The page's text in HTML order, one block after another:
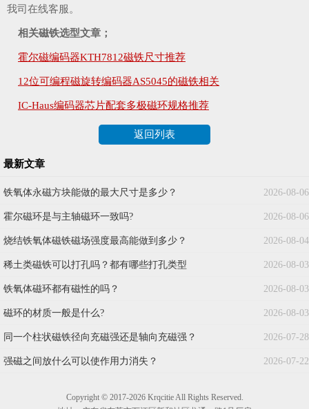
我司在线客服。
相关磁铁选型文章；
霍尔磁编码器KTH7812磁铁尺寸推荐
12位可编程磁旋转编码器AS5045的磁铁相关
IC-Haus编码器芯片配套多极磁环规格推荐
返回列表
最新文章
2026-08-06
铁氧体永磁方块能做的最大尺寸是多少？
2026-08-06
霍尔磁环是与主轴磁环一致吗?
2026-08-04
烧结铁氧体磁铁磁场强度最高能做到多少？
2026-08-03
稀土类磁铁可以打孔吗？都有哪些打孔类型
2026-08-03
铁氧体磁环都有磁性的吗？
2026-08-03
磁环的材质一般是什么?
2026-07-28
同一个柱状磁铁径向充磁强还是轴向充磁强？
2026-07-22
强磁之间放什么可以使作用力消失？
Copyright © 2017-2026 Krqcitie All Rights Reserved.